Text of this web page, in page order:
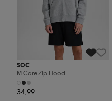
SOC
M Core Zip Hood
34,99